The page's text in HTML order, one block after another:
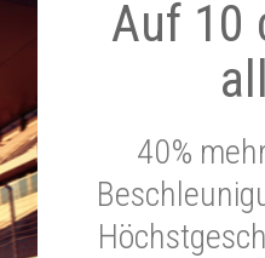
Auf 10
40%